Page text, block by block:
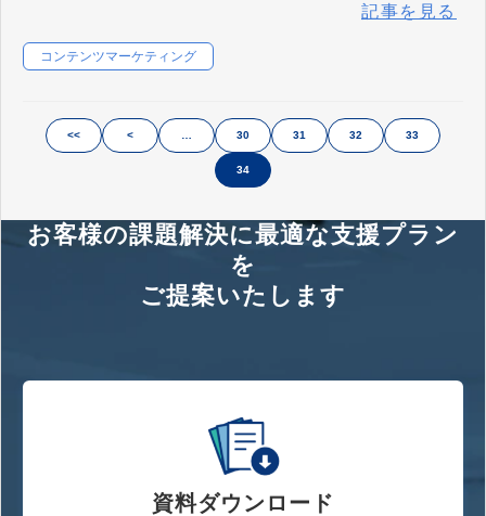
記事を見る
コンテンツマーケティング
<< < 30 31 32 33
34
お客様の課題解決に最適な支援プラン
を
ご提案いたします
資料ダウンロード